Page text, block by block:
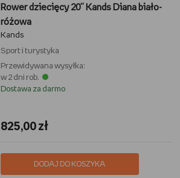
Rower dziecięcy 20'' Kands Diana biało-
różowa
Kands
Sport i turystyka
Przewidywana wysyłka:
w 2 dni rob.
Dostawa za darmo
825,00 zł
DODAJ DO KOSZYKA